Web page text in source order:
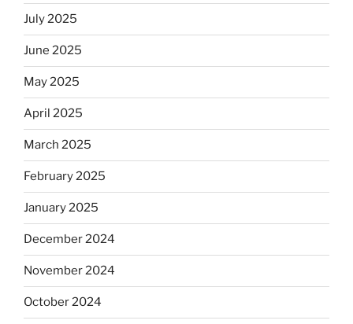
July 2025
June 2025
May 2025
April 2025
March 2025
February 2025
January 2025
December 2024
November 2024
October 2024